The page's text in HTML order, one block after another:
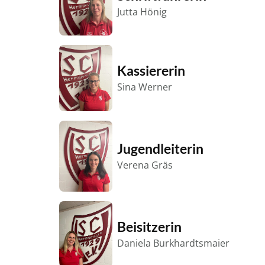
Jutta Hönig
Kassiererin
Sina Werner
Jugendleiterin
Verena Gräs
Beisitzerin
Daniela Burkhardtsmaier